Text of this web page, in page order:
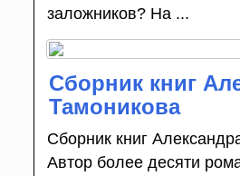
заложников? На ...
Сборник книг
Тамоникова
Сборник книг
Автор более десяти